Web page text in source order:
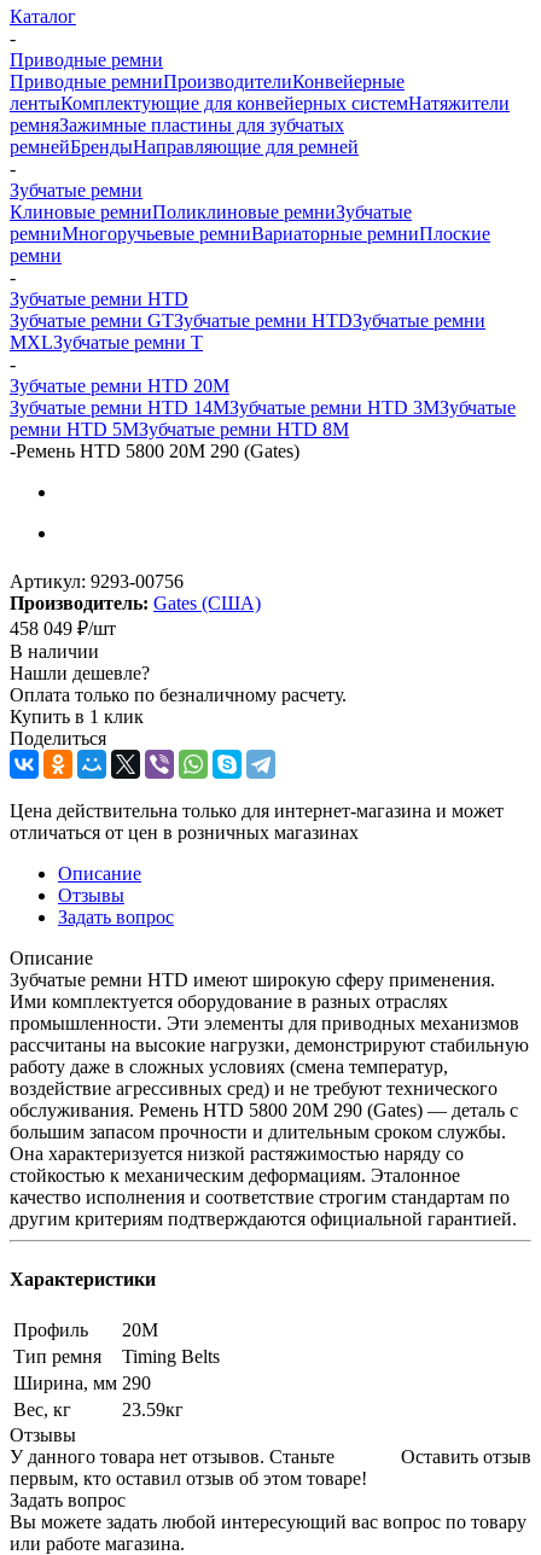
Каталог
-
Приводные ремни
Приводные ремниПроизводителиКонвейерные
лентыКомплектующие для конвейерных системНатяжители
ремняЗажимные пластины для зубчатых
ремнейБрендыНаправляющие для ремней
-
Зубчатые ремни
Клиновые ремниПоликлиновые ремниЗубчатые
ремниМногоручьевые ремниВариаторные ремниПлоские
ремни
-
Зубчатые ремни HTD
Зубчатые ремни GTЗубчатые ремни HTDЗубчатые ремни
MXLЗубчатые ремни Т
-
Зубчатые ремни HTD 20M
Зубчатые ремни HTD 14MЗубчатые ремни HTD 3MЗубчатые
ремни HTD 5MЗубчатые ремни HTD 8M
-Ремень HTD 5800 20M 290 (Gates)
Артикул: 9293-00756
Производитель: Gates (США)
458 049 ₽/шт
В наличии
Нашли дешевле?
Оплата только по безналичному расчету.
Купить в 1 клик
Поделиться
Цена действительна только для интернет-магазина и может
отличаться от цен в розничных магазинах
Описание
Отзывы
Задать вопрос
Описание
Зубчатые ремни HTD имеют широкую сферу применения.
Ими комплектуется оборудование в разных отраслях
промышленности. Эти элементы для приводных механизмов
рассчитаны на высокие нагрузки, демонстрируют стабильную
работу даже в сложных условиях (смена температур,
воздействие агрессивных сред) и не требуют технического
обслуживания. Ремень HTD 5800 20M 290 (Gates) — деталь с
большим запасом прочности и длительным сроком службы.
Она характеризуется низкой растяжимостью наряду со
стойкостью к механическим деформациям. Эталонное
качество исполнения и соответствие строгим стандартам по
другим критериям подтверждаются официальной гарантией.
Характеристики
Профиль
20M
Тип ремня
Timing Belts
Ширина, мм 290
Вес, кг
23.59кг
Отзывы
Оставить отзыв
У данного товара нет отзывов. Станьте
первым, кто оставил отзыв об этом товаре!
Задать вопрос
Вы можете задать любой интересующий вас вопрос по товару
или работе магазина.